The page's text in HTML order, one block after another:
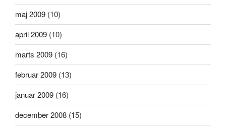
maj 2009 (10)
april 2009 (10)
marts 2009 (16)
februar 2009 (13)
januar 2009 (16)
december 2008 (15)